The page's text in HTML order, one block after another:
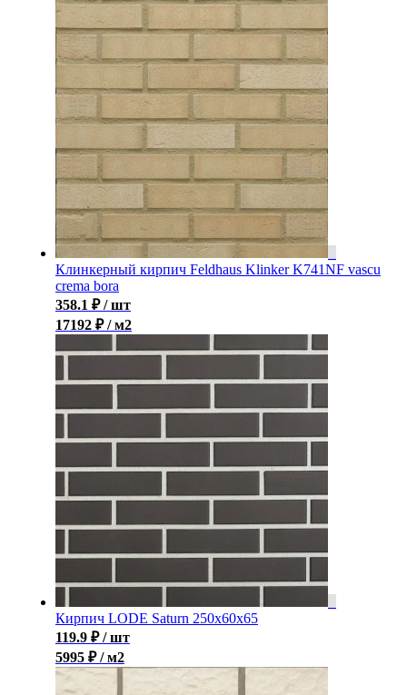
Клинкерный кирпич Feldhaus Klinker K741NF vascu
crema bora
358.1 ₽ / шт
17192 ₽ / м2
Кирпич LODE Saturn 250x60x65
119.9 ₽ / шт
5995 ₽ / м2